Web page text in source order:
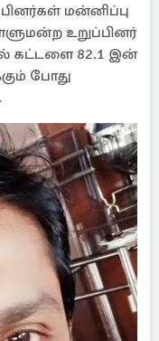
மன்னிப்பு
உறுப்பினர்
கட்டளை 82.1 இன்
போது